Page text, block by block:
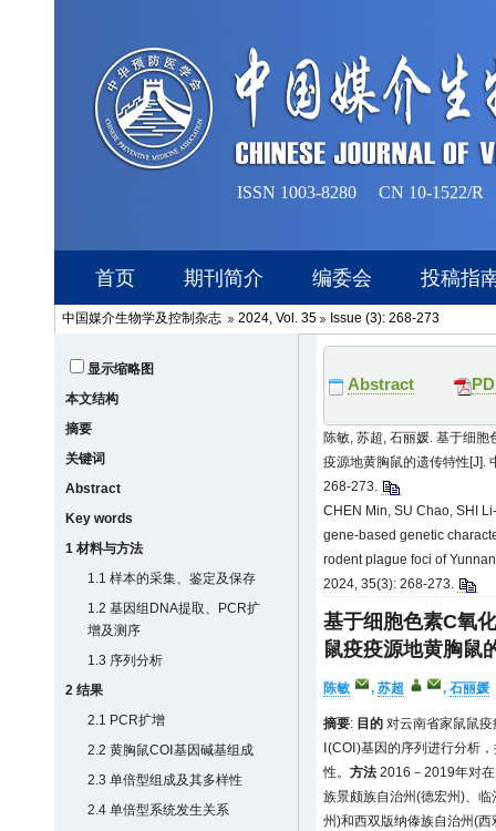
中国媒介生物学及控制杂志 2024, Vol. 35 Issue (3): 268-273
显示缩略图
本文结构
摘要
关键词
Abstract
Key words
1 材料与方法
1.1 样本的采集、鉴定及保存
1.2 基因组DNA提取、PCR扩
增及测序
1.3 序列分析
2 结果
2.1 PCR扩增
2.2 黄胸鼠COⅠ基因碱基组成
2.3 单倍型组成及其多样性
2.4 单倍型系统发生关系
Abstract
陈敏, 苏超, 石丽媛. 基于细
疫源地黄胸鼠的遗传特性[J].
268-273.
CHEN Min, SU Chao, SHI
gene-based genetic
rodent plague foci of
2024, 35(3): 268-273.
基于细胞色素C氧
鼠疫疫源地黄胸鼠
陈敏 , 苏超 , 石丽媛
摘要: 目的 对云南省家鼠鼠
Ⅰ(COⅠ)基因的序列进行分析
性。 方法 2016－2019年对
族景颇族自治州(德宏州)、
州)和西双版纳傣族自治州(